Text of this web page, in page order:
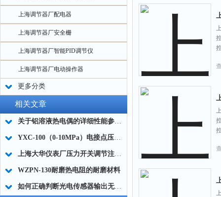
上海调节器厂配电器
上海调节器厂安全栅
上海调节器厂智能PID调节仪
上海调节器厂电动操作器
更多分类
相关文章
关于铝溶液热电偶的详细性能参数介绍
YXC-100（0-10MPa）电接点压力表接线图与外形尺寸图
上海大华仪表厂压力开关调节注意事项
WZPN-130耐磨热电阻的耐磨材料
如何正确判断光电传感器输出无信号